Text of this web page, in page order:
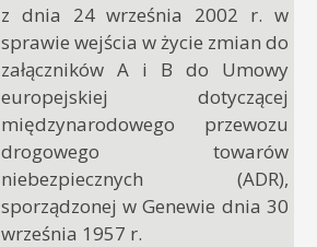
z dnia 24 września 2002 r. w
sprawie wejścia w życie zmian do
załączników A i B do Umowy
europejskiej dotyczącej
międzynarodowego przewozu
drogowego towarów
niebezpiecznych (ADR),
sporządzonej w Genewie dnia 30
września 1957 r.